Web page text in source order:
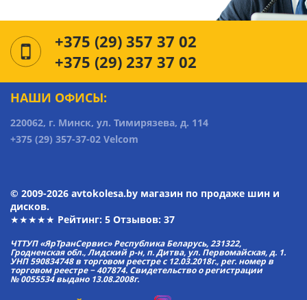
+375 (29) 357 37 02
+375 (29) 237 37 02
НАШИ ОФИСЫ:
220062, г. Минск, ул. Тимирязева, д. 114
+375 (29) 357-37-02 Velcom
© 2009-2026 avtokolesa.by магазин по продаже шин и
дисков.
★★★★★ Рейтинг: 5 Отзывов: 37
ЧТТУП «ЯрТранСервис» Республика Беларусь, 231322,
Гродненская обл., Лидский р-н, п. Дитва, ул. Первомайская, д. 1.
УНП 590834748 в торговом реестре с 12.03.2018г., рег. номер в
торговом реестре − 407874. Свидетельство о регистрации
№ 0055534 выдано 13.08.2008г.